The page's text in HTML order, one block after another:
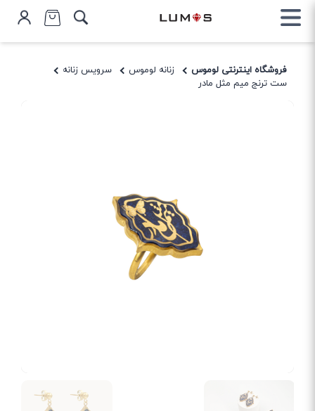
فروشگاه اینترنتی لوموس زنانه لوموس
سرویس زنانه
ست ترنج میم مثل مادر